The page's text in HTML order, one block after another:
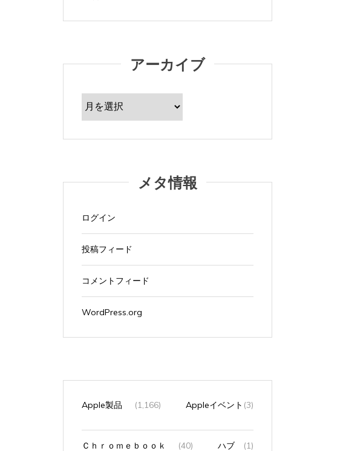
アーカイブ
ー
カ
イ
メタ情報
ログイン
投稿フィード
コメントフィード
WordPress.org
Apple製品 (1,166) Appleイベント (3)
Ｃｈｒｏｍｅｂｏｏｋ (40) ハブ (1)